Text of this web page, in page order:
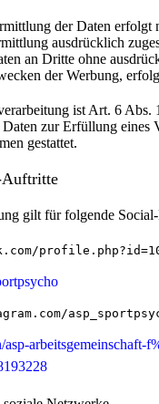
der Daten erfolgt
ausdrücklich
an Dritte ohne
der Werbung,
ist Art. 6
zur Erfüllung eines
gestattet.
Auftritte
gilt für folgende
arbeitsgemeinschaft-